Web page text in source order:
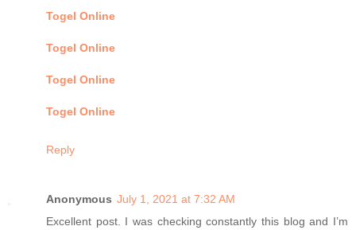
Togel Online
Togel Online
Togel Online
Togel Online
Reply
Anonymous July 1, 2021 at 7:32 AM
Excellent post. I was checking constantly this blog and I’m